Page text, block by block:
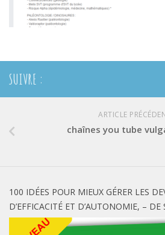
SUIVRE :
ARTICLE
chaînes you tube
100 IDÉES POUR MIEUX GÉRER LES
D’EFFICACITÉ ET D’AUTONOMIE, – DE